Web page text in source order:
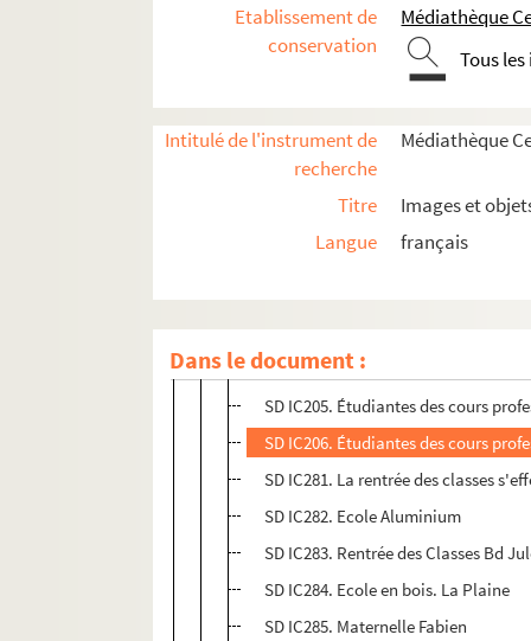
Etablissement de
conservation
Médiathèque
Tous
Intitulé de l'instrument de
recherche
Médiathèque
Titre
Images et
Langue
français
Dans le document :
Médailles
Basilique de Saint-Denis
Herbier
Établissements de santé
Fêtes, cérémonies et événements
Ecoles et événements de la vie scolaire
SD IC201. Cours professionnel
SD IC202. Cours professionnel
SD IC203. Cours professionnel
SD IC204. Cours professionnel
SD IC205. Étudiantes des cours
SD IC206. Étudiantes des cours
SD IC281. La rentrée des classes
SD IC282. Ecole Aluminium
SD IC283. Rentrée des Classes Bd
SD IC284. Ecole en bois. La Plaine
SD IC285. Maternelle Fabien